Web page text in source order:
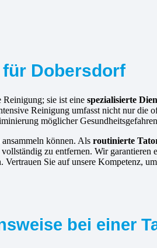
Dobersdorf
sie ist eine spezialisierte
Reinigung umfasst nicht nur
möglicher
können. Als routinierte
zu entfernen. Wir garantieren
Sie auf unsere Kompetenz,
bei einer